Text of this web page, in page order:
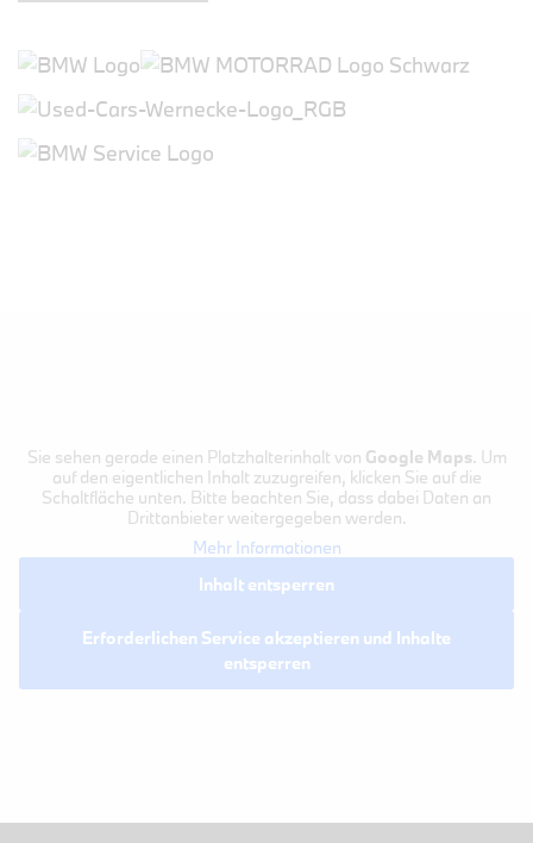
Sie sehen gerade einen Platzhalterinhalt von Google Maps. Um
auf den eigentlichen Inhalt zuzugreifen, klicken Sie auf die
Schaltfläche unten. Bitte beachten Sie, dass dabei Daten an
Drittanbieter weitergegeben werden.
Mehr Informationen
Inhalt entsperren
Erforderlichen Service akzeptieren und Inhalte
entsperren